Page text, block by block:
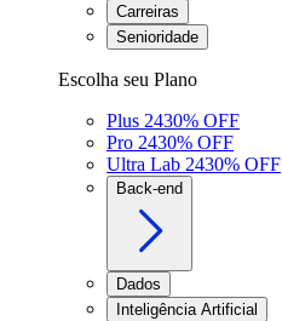
Carreiras
Senioridade
Escolha seu Plano
Plus 2430% OFF
Pro 2430% OFF
Ultra Lab 2430% OFF
Back-end
Dados
Inteligência Artificial